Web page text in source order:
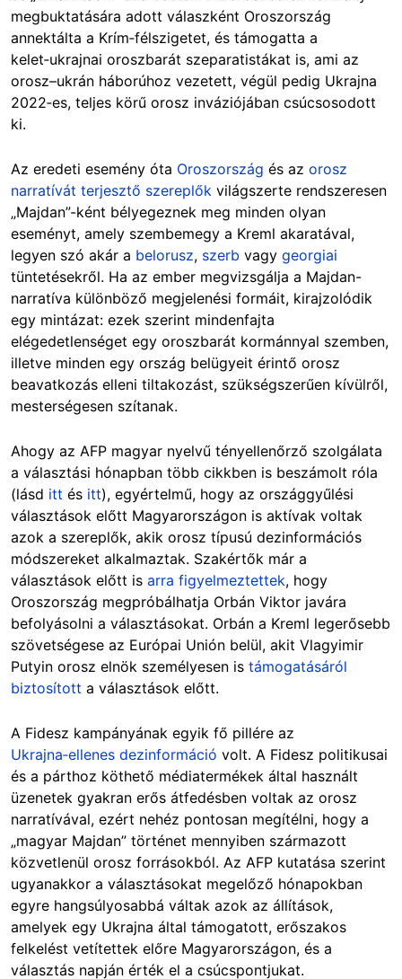
megbuktatására adott válaszként Oroszország
annektálta a Krím‑félszigetet, és támogatta a
kelet‑ukrajnai oroszbarát szeparatistákat is, ami az
orosz–ukrán háborúhoz vezetett, végül pedig Ukrajna
2022‑es, teljes körű orosz inváziójában csúcsosodott
ki.
Az eredeti esemény óta Oroszország és az orosz
narratívát terjesztő szereplők világszerte rendszeresen
„Majdan”-ként bélyegeznek meg minden olyan
eseményt, amely szembemegy a Kreml akaratával,
legyen szó akár a belorusz, szerb vagy georgiai
tüntetésekről. Ha az ember megvizsgálja a Majdan-
narratíva különböző megjelenési formáit, kirajzolódik
egy mintázat: ezek szerint mindenfajta
elégedetlenséget egy oroszbarát kormánnyal szemben,
illetve minden egy ország belügyeit érintő orosz
beavatkozás elleni tiltakozást, szükségszerűen kívülről,
mesterségesen szítanak.
Ahogy az AFP magyar nyelvű tényellenőrző szolgálata
a választási hónapban több cikkben is beszámolt róla
(lásd itt és itt), egyértelmű, hogy az országgyűlési
választások előtt Magyarországon is aktívak voltak
azok a szereplők, akik orosz típusú dezinformációs
módszereket alkalmaztak. Szakértők már a
választások előtt is arra figyelmeztettek, hogy
Oroszország megpróbálhatja Orbán Viktor javára
befolyásolni a választásokat. Orbán a Kreml legerősebb
szövetségese az Európai Unión belül, akit Vlagyimir
Putyin orosz elnök személyesen is támogatásáról
biztosított a választások előtt.
A Fidesz kampányának egyik fő pillére az
Ukrajna‑ellenes dezinformáció volt. A Fidesz politikusai
és a párthoz köthető médiatermékek által használt
üzenetek gyakran erős átfedésben voltak az orosz
narratívával, ezért nehéz pontosan megítélni, hogy a
„magyar Majdan” történet mennyiben származott
közvetlenül orosz forrásokból. Az AFP kutatása szerint
ugyanakkor a választásokat megelőző hónapokban
egyre hangsúlyosabbá váltak azok az állítások,
amelyek egy Ukrajna által támogatott, erőszakos
felkelést vetítettek előre Magyarországon, és a
választás napján érték el a csúcspontjukat.